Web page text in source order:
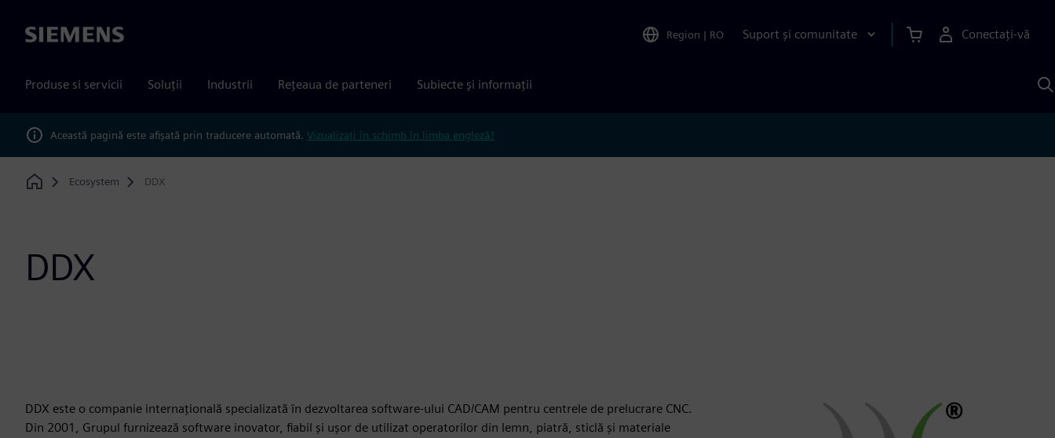
Siemens Region | RO Suport și comunitate Conectați-vă
Produse si servicii Soluții Industrii Rețeaua de parteneri Subiecte și informații
Această pagină este afișată prin traducere automată. Vizualizați în schimb în limba engleză?
Home
Ecosystem DDX
DDX
DDX este o companie internațională specializată în dezvoltarea software-ului CAD/CAM pentru centrele de prelucrare CNC.
Din 2001, Grupul furnizează software inovator, fiabil și ușor de utilizat operatorilor din lemn, piatră, sticlă și materiale